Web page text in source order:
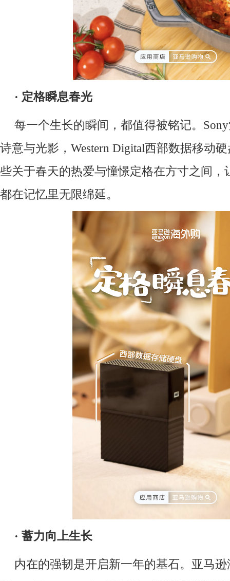
· 定格瞬息春光
每一个生长的瞬间，都值得被铭记。
诗意与光影，Western Digital西部数据移动
些关于春天的热爱与憧憬定格在方寸之间，
都在记忆里无限绵延。
· 蓄力向上生长
内在的强韧是开启新一年的基石。亚马